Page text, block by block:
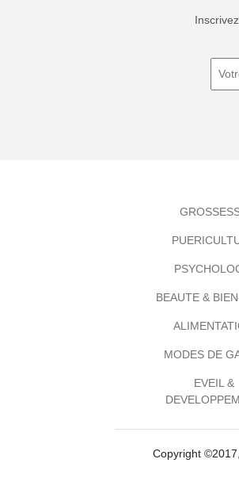
BEAUTE &
MODES DE
EVEIL &
Copyright